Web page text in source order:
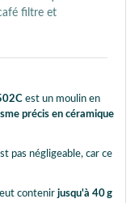
filtre et
est un moulin en
précis en céramique
pas négligeable, car ce
contenir jusqu'à 40 g